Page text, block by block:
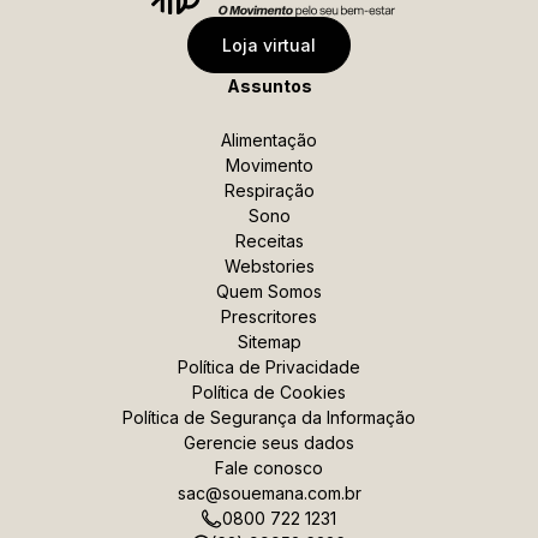
Data de Nascimento
*Ao enviar esse formulário, você confirma ter 18 anos
*Estou de acordo com a coleta e uso dos dados
fornecidos para as finalidades aqui descritas
Assinar a newsletter
Assuntos
Alimentação
Movimento
Respiração
Sono
Receitas
Webstories
Quem Somos
Prescritores
Sitemap
Política de Privacidade
Política de Cookies
Política de Segurança da Informação
Gerencie seus dados
Fale conosco
sac@souemana.com.br
0800 722 1231
Loja virtual